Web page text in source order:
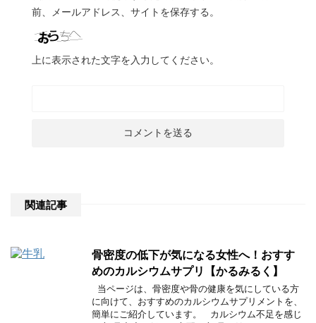
前、メールアドレス、サイトを保存する。
上に表示された文字を入力してください。
関連記事
骨密度の低下が気になる女性へ！おすす
めのカルシウムサプリ【かるみるく】
当ページは、骨密度や骨の健康を気にしている方
に向けて、おすすめのカルシウムサプリメントを、
簡単にご紹介しています。 カルシウム不足を感じ